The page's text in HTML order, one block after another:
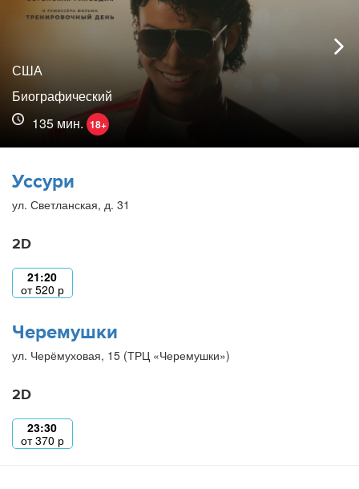
США
Биографический
135 мин. 18+
Уссури
ул. Светланская, д. 31
2D
21:20
от520 р
Черемушки
ул. Черёмуховая, 15 (ТРЦ «Черемушки»)
2D
23:30
от370 р